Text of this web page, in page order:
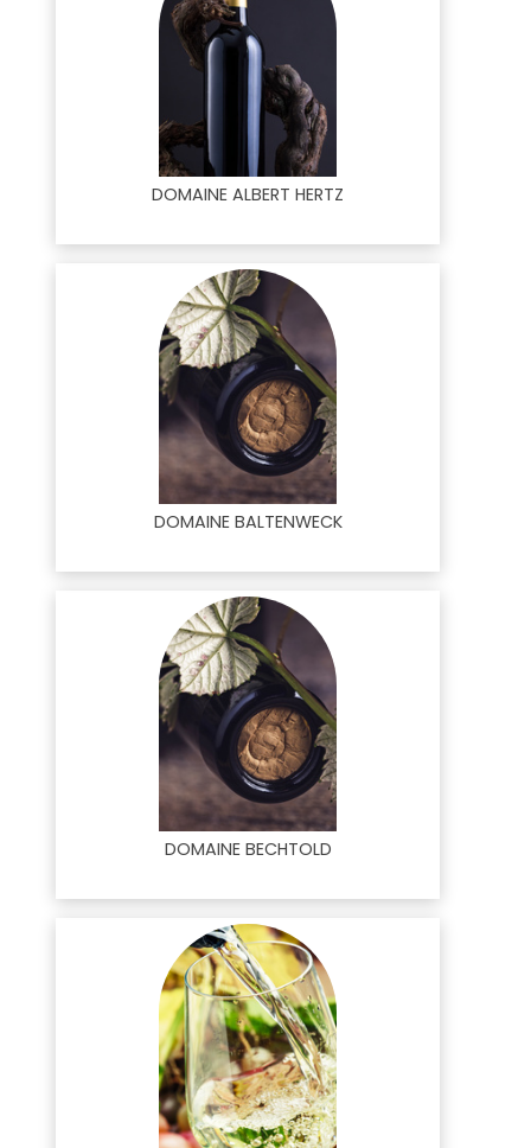
DOMAINE ALBERT HERTZ
DOMAINE BALTENWECK
DOMAINE BECHTOLD